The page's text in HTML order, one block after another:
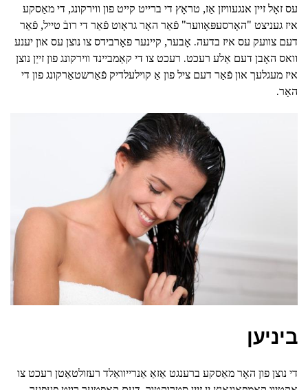
עס זאָל זיין אנגעוויזן אַז, טראָץ די ברייט קייט פון ווירקונג, די מאַסקע
איז געניצט "האָרסעפּאָווער" פֿאַר האָר גראָוט פֿאַר די רובֿ טייל, פֿאַר
דעם צוועק עס איז בדעה. אָבער, קיינער פאָרבידס צו נוצן עס און יענע
וואס האָבן דעם אַלע רעכט. רעכט צו די קאַמביינד ווירקונג פון זייַן נוצן
איז מעגלעך און פֿאַר דעם ציל פון אַ קוילעלדיק פֿאַרשטאַרקונג פון די
האָר.
ביניען
די נוצן פון האָר מאַסקע ברענגט אַזאַ אַנרייוואַלד רעזולטאַטן רעכט צו